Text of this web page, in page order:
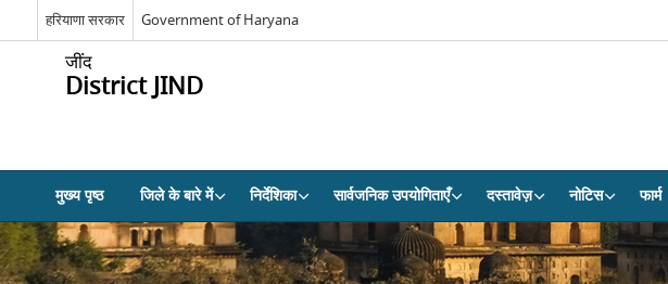
हरियाणा सरकार Government of Haryana
जींद
District JIND
मुख्य पृष्ठ जिले के बारे में निर्देशिका सार्वजनिक उपयोगिताएँ दस्तावेज़ नोटिस फार्म